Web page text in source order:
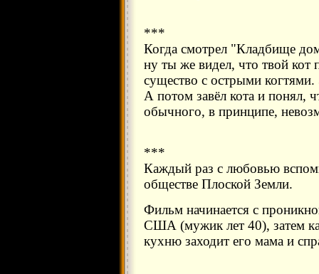
***
Когда смотрел "Кладбище
ну ты же видел, что твой кот
существо с острыми когтями.
А потом завёл кота и понял,
обычного, в принципе,
***
Каждый раз с любовью
обществе Плоской Земли.
Фильм начинается с
США (мужик лет 40), затем
кухню заходит его мама и